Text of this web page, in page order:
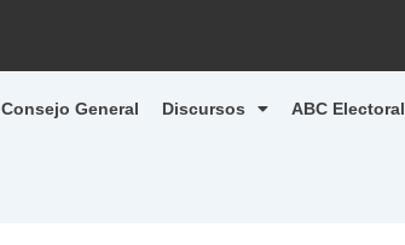
Consejo General Discursos ABC Electoral